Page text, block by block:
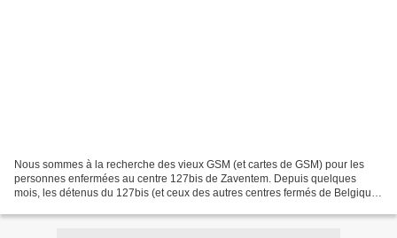
Nous sommes à la recherche des vieux GSM (et cartes de GSM) pour les
personnes enfermées au centre 127bis de Zaventem. Depuis quelques
mois, les détenus du 127bis (et ceux des autres centres fermés de Belgique)